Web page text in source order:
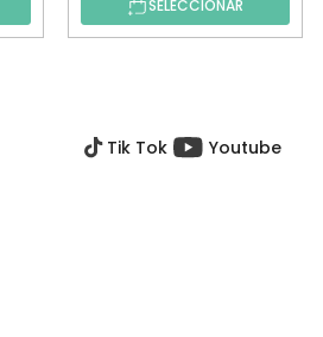
SELECCIONAR
Tik Tok Youtube